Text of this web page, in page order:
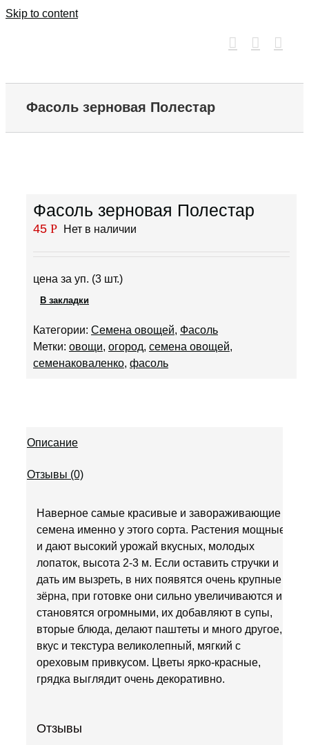
Skip to content
Фасоль зерновая Полестар
Фасоль зерновая Полестар
45 Р Нет в наличии
цена за уп. (3 шт.)
В закладки
Категории: Семена овощей, Фасоль
Метки: овощи, огород, семена овощей,
семенаковаленко, фасоль
Описание
Отзывы (0)
Наверное самые красивые и завораживающие
семена именно у этого сорта. Растения мощные,
и дают высокий урожай вкусных, молодых
лопаток, высота 2-3 м. Если оставить стручки и
дать им вызреть, в них появятся очень крупные
зёрна, при готовке они сильно увеличиваются и
становятся огромными, их добавляют в супы,
вторые блюда, делают паштеты и много другое,
вкус и текстура великолепный, мягкий с
ореховым привкусом. Цветы ярко-красные,
грядка выглядит очень декоративно.
Отзывы